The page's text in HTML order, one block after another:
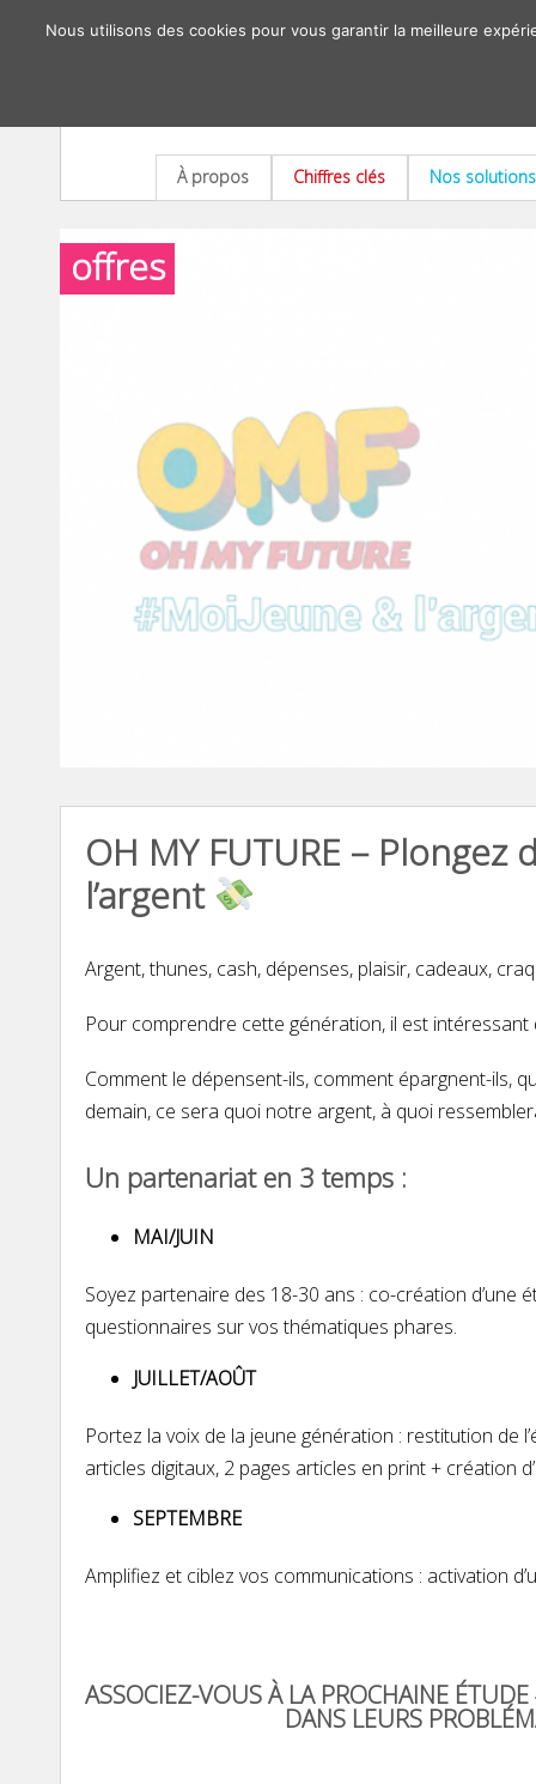
À propos Chiffres clés Nos solutions
offres
OH MY FUTURE –
l’argent
Argent, thunes, cash, dépenses, plaisir, cadeaux,
Pour comprendre cette génération, il est
Comment le dépensent-ils, comment épargnent-ils,
demain, ce sera quoi notre argent, à quoi
Un partenariat en 3 temps :
MAI/JUIN
Soyez partenaire des 18-30 ans : co-création d’une
questionnaires sur vos thématiques phares.
JUILLET/AOÛT
Portez la voix de la jeune génération : restitution de
articles digitaux, 2 pages articles en print + création
SEPTEMBRE
Amplifiez et ciblez vos communications : activation
ASSOCIEZ-VOUS À LA PROCHAINE ÉTUDE
DANS LEURS
Nous utilisons des cookies pour vous garantir la meilleure